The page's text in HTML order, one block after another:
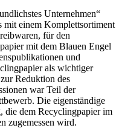
Unternehmen“
mit einem Komplettsortiment
für den
mit dem Blauen Engel
und
als wichtiger
Reduktion des
war Teil der
Die eigenständige
die dem Recyclingpapier im
zugemessen wird.